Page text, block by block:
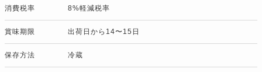
消費税率 8%軽減税率
賞味期限 出荷日から14〜15日
保存方法 冷蔵